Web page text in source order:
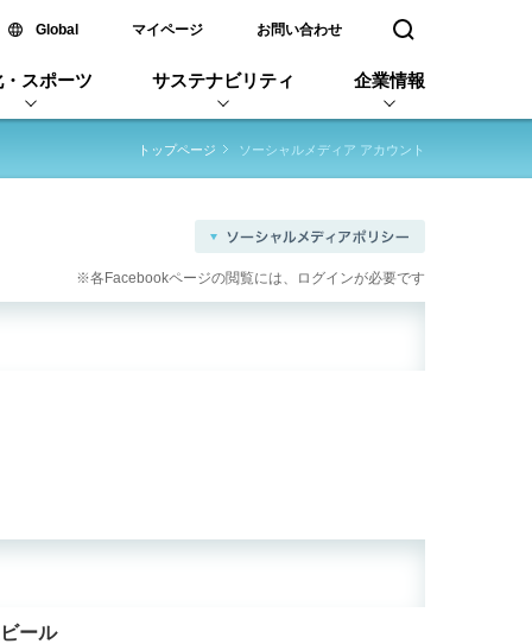
Global新しいウィンドウで開く
マイページ お問い合わせ 検索窓を開く
スポーツ サステナビリティ 企業情報
トップページ ソーシャルメディア アカウント
※各Facebookページの閲覧には、ログインが必要です
ール